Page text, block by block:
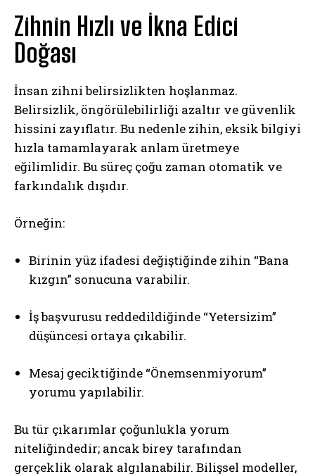
Zihnin Hızlı ve İkna Edici
Doğası
İnsan zihni belirsizlikten hoşlanmaz.
Belirsizlik, öngörülebilirliği azaltır ve güvenlik
hissini zayıflatır. Bu nedenle zihin, eksik bilgiyi
hızla tamamlayarak anlam üretmeye
eğilimlidir. Bu süreç çoğu zaman otomatik ve
farkındalık dışıdır.
Örneğin:
Birinin yüz ifadesi değiştiğinde zihin “Bana
kızgın” sonucuna varabilir.
İş başvurusu reddedildiğinde “Yetersizim”
düşüncesi ortaya çıkabilir.
Mesaj geciktiğinde “Önemsenmiyorum”
yorumu yapılabilir.
Bu tür çıkarımlar çoğunlukla yorum
niteliğindedir; ancak birey tarafından
gerçeklik olarak algılanabilir. Bilişsel modeller,